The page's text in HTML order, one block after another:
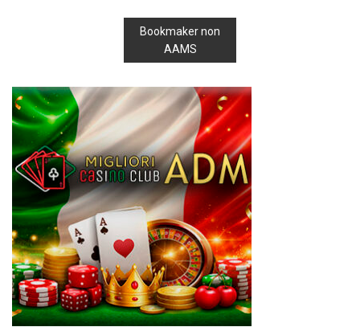
Bookmaker non
AAMS